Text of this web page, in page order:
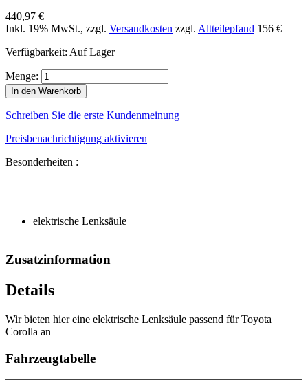
440,97 €
Inkl. 19% MwSt., zzgl. Versandkosten zzgl. Altteilepfand 156 €
Verfügbarkeit: Auf Lager
Menge:
In den Warenkorb
Schreiben Sie die erste Kundenmeinung
Preisbenachrichtigung aktivieren
Besonderheiten :
elektrische Lenksäule
Zusatzinformation
Details
Wir bieten hier eine elektrische Lenksäule passend für Toyota
Corolla an
Fahrzeugtabelle